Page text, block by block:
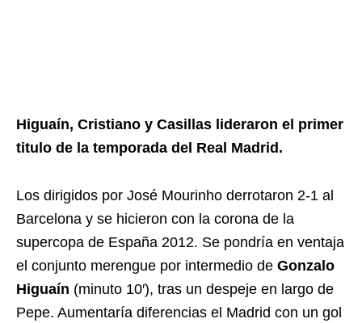
Higuaín, Cristiano y Casillas lideraron el primer
titulo de la temporada del Real Madrid.
Los dirigidos por José Mourinho derrotaron 2-1 al
Barcelona y se hicieron con la corona de la
supercopa de España 2012. Se pondría en ventaja
el conjunto merengue por intermedio de Gonzalo
Higuaín (minuto 10′), tras un despeje en largo de
Pepe. Aumentaría diferencias el Madrid con un gol